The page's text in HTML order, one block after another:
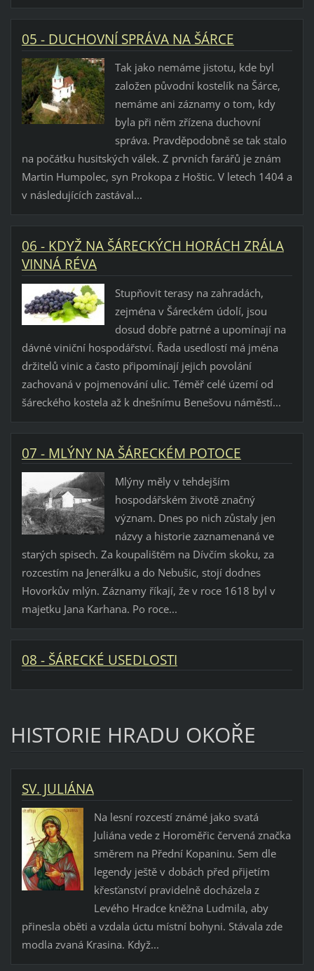
05 - DUCHOVNÍ SPRÁVA NA ŠÁRCE
Tak jako nemáme jistotu, kde byl
založen původní kostelík na Šárce,
nemáme ani záznamy o tom, kdy
byla při něm zřízena duchovní
správa. Pravděpodobně se tak stalo
na počátku husitských válek. Z prvních farářů je znám
Martin Humpolec, syn Prokopa z Hoštic. V letech 1404 a
v následujících zastával...
06 - KDYŽ NA ŠÁRECKÝCH HORÁCH ZRÁLA
VINNÁ RÉVA
Stupňovit terasy na zahradách,
zejména v Šáreckém údolí, jsou
dosud dobře patrné a upomínají na
dávné viniční hospodářství. Řada usedlostí má jména
držitelů vinic a často připomínají jejich povolání
zachovaná v pojmenování ulic. Téměř celé území od
šáreckého kostela až k dnešnímu Benešovu náměstí...
07 - MLÝNY NA ŠÁRECKÉM POTOCE
Mlýny měly v tehdejším
hospodářském životě značný
význam. Dnes po nich zůstaly jen
názvy a historie zaznamenaná ve
starých spisech. Za koupalištěm na Dívčím skoku, za
rozcestím na Jenerálku a do Nebušic, stojí dodnes
Hovorkův mlýn. Záznamy říkají, že v roce 1618 byl v
majetku Jana Karhana. Po roce...
08 - ŠÁRECKÉ USEDLOSTI
HISTORIE HRADU OKOŘE
SV. JULIÁNA
Na lesní rozcestí známé jako svatá
Juliána vede z Horoměřic červená značka
směrem na Přední Kopaninu. Sem dle
legendy ještě v dobách před přijetím
křesťanství pravidelně docházela z
Levého Hradce kněžna Ludmila, aby
přinesla oběti a vzdala úctu místní bohyni. Stávala zde
modla zvaná Krasina. Když...